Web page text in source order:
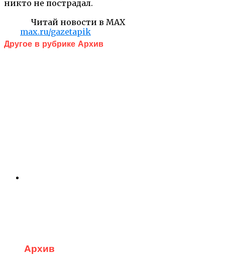
никто не пострадал.
Читай новости в MAX
max.ru/gazetapik
Другое в рубрике Архив
Архив